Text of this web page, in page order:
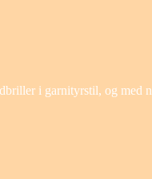
i garnityrstil, og med